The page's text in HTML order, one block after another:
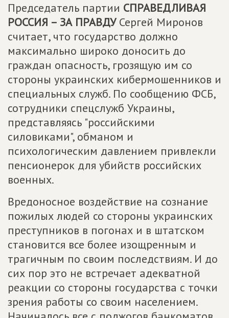
Председатель партии СПРАВЕДЛИВАЯ
РОССИЯ – ЗА ПРАВДУСергей Миронов
считает, что государство должно
максимально широко доносить до
граждан опасность, грозящую им со
стороны украинских кибермошенников и
специальных служб. По сообщению ФСБ,
сотрудники спецслужб Украины,
представляясь "российскими
силовиками", обманом и
психологическим давлением привлекли
пенсионерок для убийств российских
военных.
Вредоносное воздействие на сознание
пожилых людей со стороны украинских
преступников в погонах и в штатском
становится все более изощренным и
трагичным по своим последствиям. И до
сих пор это не встречает адекватной
реакции со стороны государства с точки
зрения работы со своим населением.